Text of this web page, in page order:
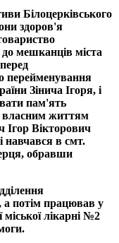
Білоцерківського
здоров'я
мешканців міста
перейменування
Зінича Ігоря, і
пам'ять
власним життям
Ігор Вікторович
навчався в смт.
обравши
а потім працював у
міської лікарні №2